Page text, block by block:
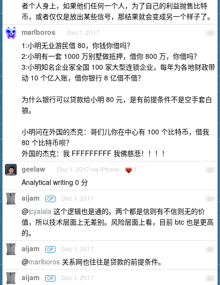
者个人身上，如果他们任何一个人，为了自己的利益抛售比特
币，或者仅仅是放出某些信号，那结果就会变成另一个样子了。
19
marlboros Dec 1, 2017
1:小明无业游民借 80，你钱你借吗？
2:小明有一套 1000 万别墅做抵押，借你 800 万，你借吗？
3:小明知名企业家全国 100 家大型连锁企业，每年为各地财政带
动 10 个亿入账，借你银行 8 亿借不借？
为什么银行可以贷款给小明 80 元，是有前提条件不是空手套白
狼。
小明问在外国的杰克：哥们儿你在中心有 100 个比特币，借我
80 个比特币呗？
外国的杰克：我 FFFFFFFFF 我佛慈悲！！！！
20
geelaw Dec 1, 2017 via iPhone 1
Analytical writing 0 分
21
aijam OP Dec 1, 2017
@icyalala 这个逻辑也是通的。两个都是信则有不信则无的价
值，所以技术层面上无差别。风险层面上看，目前 btc 也是更高
的。
22
aijam OP Dec 1, 2017
@marlboros 关系网也往往是贷款的前提条件。
23
aijam OP Dec 1, 2017